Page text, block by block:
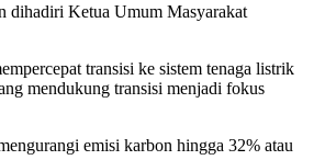
dihadiri Ketua Umum Masyarakat
transisi ke sistem tenaga listrik
mendukung transisi menjadi fokus
emisi karbon hingga 32% atau